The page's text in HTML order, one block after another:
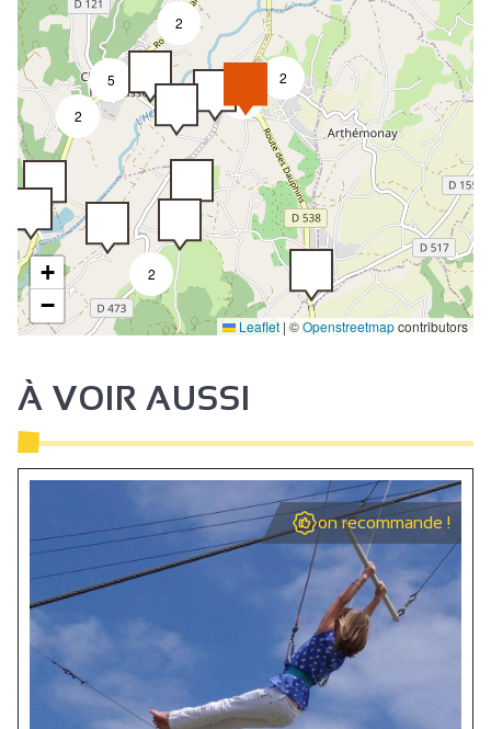
2
2
2
2
5
+
−
Leaflet | ©Openstreetmapcontributors
À VOIR AUSSI
on recommande !